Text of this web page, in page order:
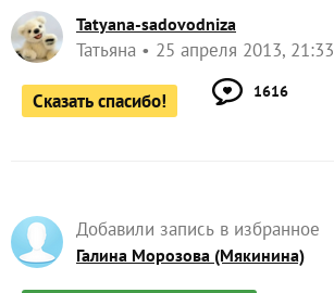
Tatyana-sadovodniza
Татьяна 25 апреля 2013, 21:33
Сказать спасибо! 1616
Добавили запись в избранное
Галина Морозова (Мякинина)